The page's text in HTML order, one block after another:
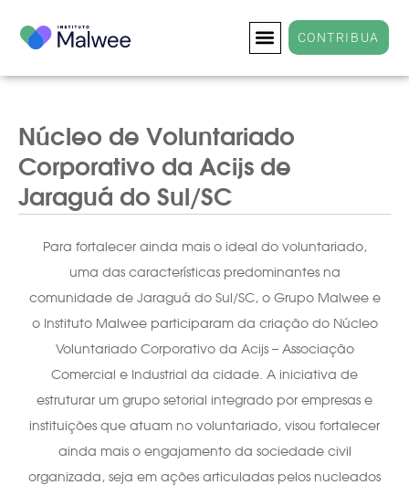
CONTRIBUA
Núcleo de Voluntariado
Corporativo da Acijs de
Jaraguá do Sul/SC
Para fortalecer ainda mais o ideal do voluntariado,
uma das características predominantes na
comunidade de Jaraguá do Sul/SC, o Grupo Malwee e
o Instituto Malwee participaram da criação do Núcleo
Voluntariado Corporativo da Acijs – Associação
Comercial e Industrial da cidade. A iniciativa de
estruturar um grupo setorial integrado por empresas e
instituições que atuam no voluntariado, visou fortalecer
ainda mais o engajamento da sociedade civil
organizada, seja em ações articuladas pelos nucleados